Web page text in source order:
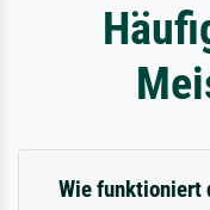
Wie funktioniert